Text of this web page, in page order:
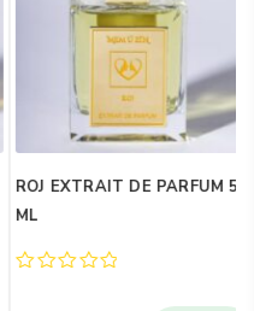
ROJ EXTRAIT DE PARFUM 50